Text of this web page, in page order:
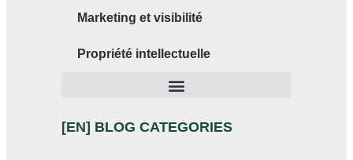
Marketing et visibilité
Propriété intellectuelle
[EN] BLOG CATEGORIES